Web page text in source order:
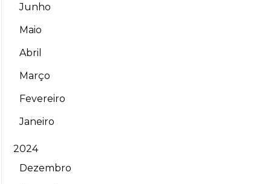
Junho
Maio
Abril
Março
Fevereiro
Janeiro
2024
Dezembro